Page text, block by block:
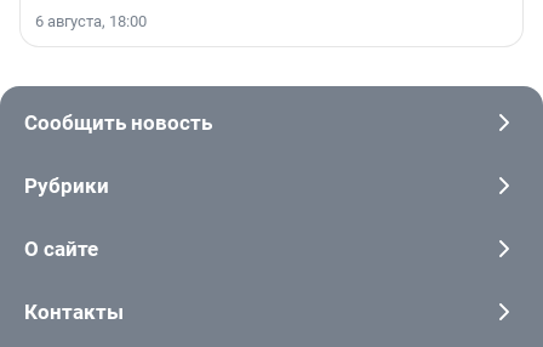
6 августа, 18:00
Сообщить новость
Рубрики
О сайте
Контакты